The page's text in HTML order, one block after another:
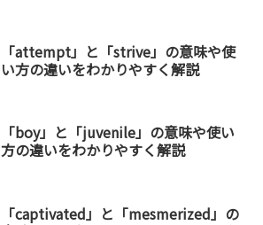
「attempt」と「strive」の意味や使
い方の違いをわかりやすく解説
「boy」と「juvenile」の意味や使い
方の違いをわかりやすく解説
「captivated」と「mesmerized」の